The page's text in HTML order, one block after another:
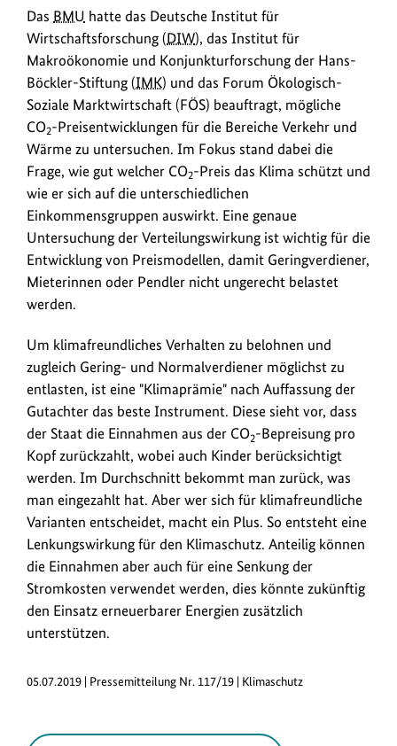
Das BMU hatte das Deutsche Institut für
Wirtschaftsforschung (DIW), das Institut für
Makroökonomie und Konjunkturforschung der Hans-
Böckler-Stiftung (IMK) und das Forum Ökologisch-
Soziale Marktwirtschaft (FÖS) beauftragt, mögliche
CO2-Preisentwicklungen für die Bereiche Verkehr und
Wärme zu untersuchen. Im Fokus stand dabei die
Frage, wie gut welcher CO2-Preis das Klima schützt und
wie er sich auf die unterschiedlichen
Einkommensgruppen auswirkt. Eine genaue
Untersuchung der Verteilungswirkung ist wichtig für die
Entwicklung von Preismodellen, damit Geringverdiener,
Mieterinnen oder Pendler nicht ungerecht belastet
werden.
Um klimafreundliches Verhalten zu belohnen und
zugleich Gering- und Normalverdiener möglichst zu
entlasten, ist eine "Klimaprämie" nach Auffassung der
Gutachter das beste Instrument. Diese sieht vor, dass
der Staat die Einnahmen aus der CO2-Bepreisung pro
Kopf zurückzahlt, wobei auch Kinder berücksichtigt
werden. Im Durchschnitt bekommt man zurück, was
man eingezahlt hat. Aber wer sich für klimafreundliche
Varianten entscheidet, macht ein Plus. So entsteht eine
Lenkungswirkung für den Klimaschutz. Anteilig können
die Einnahmen aber auch für eine Senkung der
Stromkosten verwendet werden, dies könnte zukünftig
den Einsatz erneuerbarer Energien zusätzlich
unterstützen.
05.07.2019 | Pressemitteilung Nr. 117/19 | Klimaschutz